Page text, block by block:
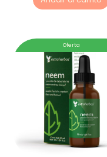
Oferta